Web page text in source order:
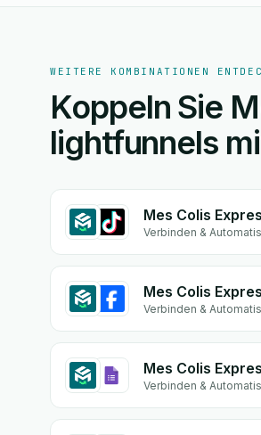
WEITERE KOMBINATIONEN
Koppeln Sie
lightfunnels
Verbinden &
Verbinden &
Verbinden &